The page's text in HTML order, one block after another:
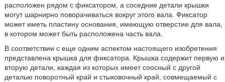
расположен рядом с фиксатором, а соседние детали крышки
могут шарнирно поворачиваться вокруг этого вала. Фиксатор
может иметь пластину основания, имеющую отверстие для вала,
в котором может быть расположена часть вала.
В соответствии с еще одним аспектом настоящего изобретения
представлена крышка для фиксатора. Крышка содержит первую и
вторую детали, каждая из которых имеет соосный с другой
деталью поворотный край и стыковочный край, совмещаемый с